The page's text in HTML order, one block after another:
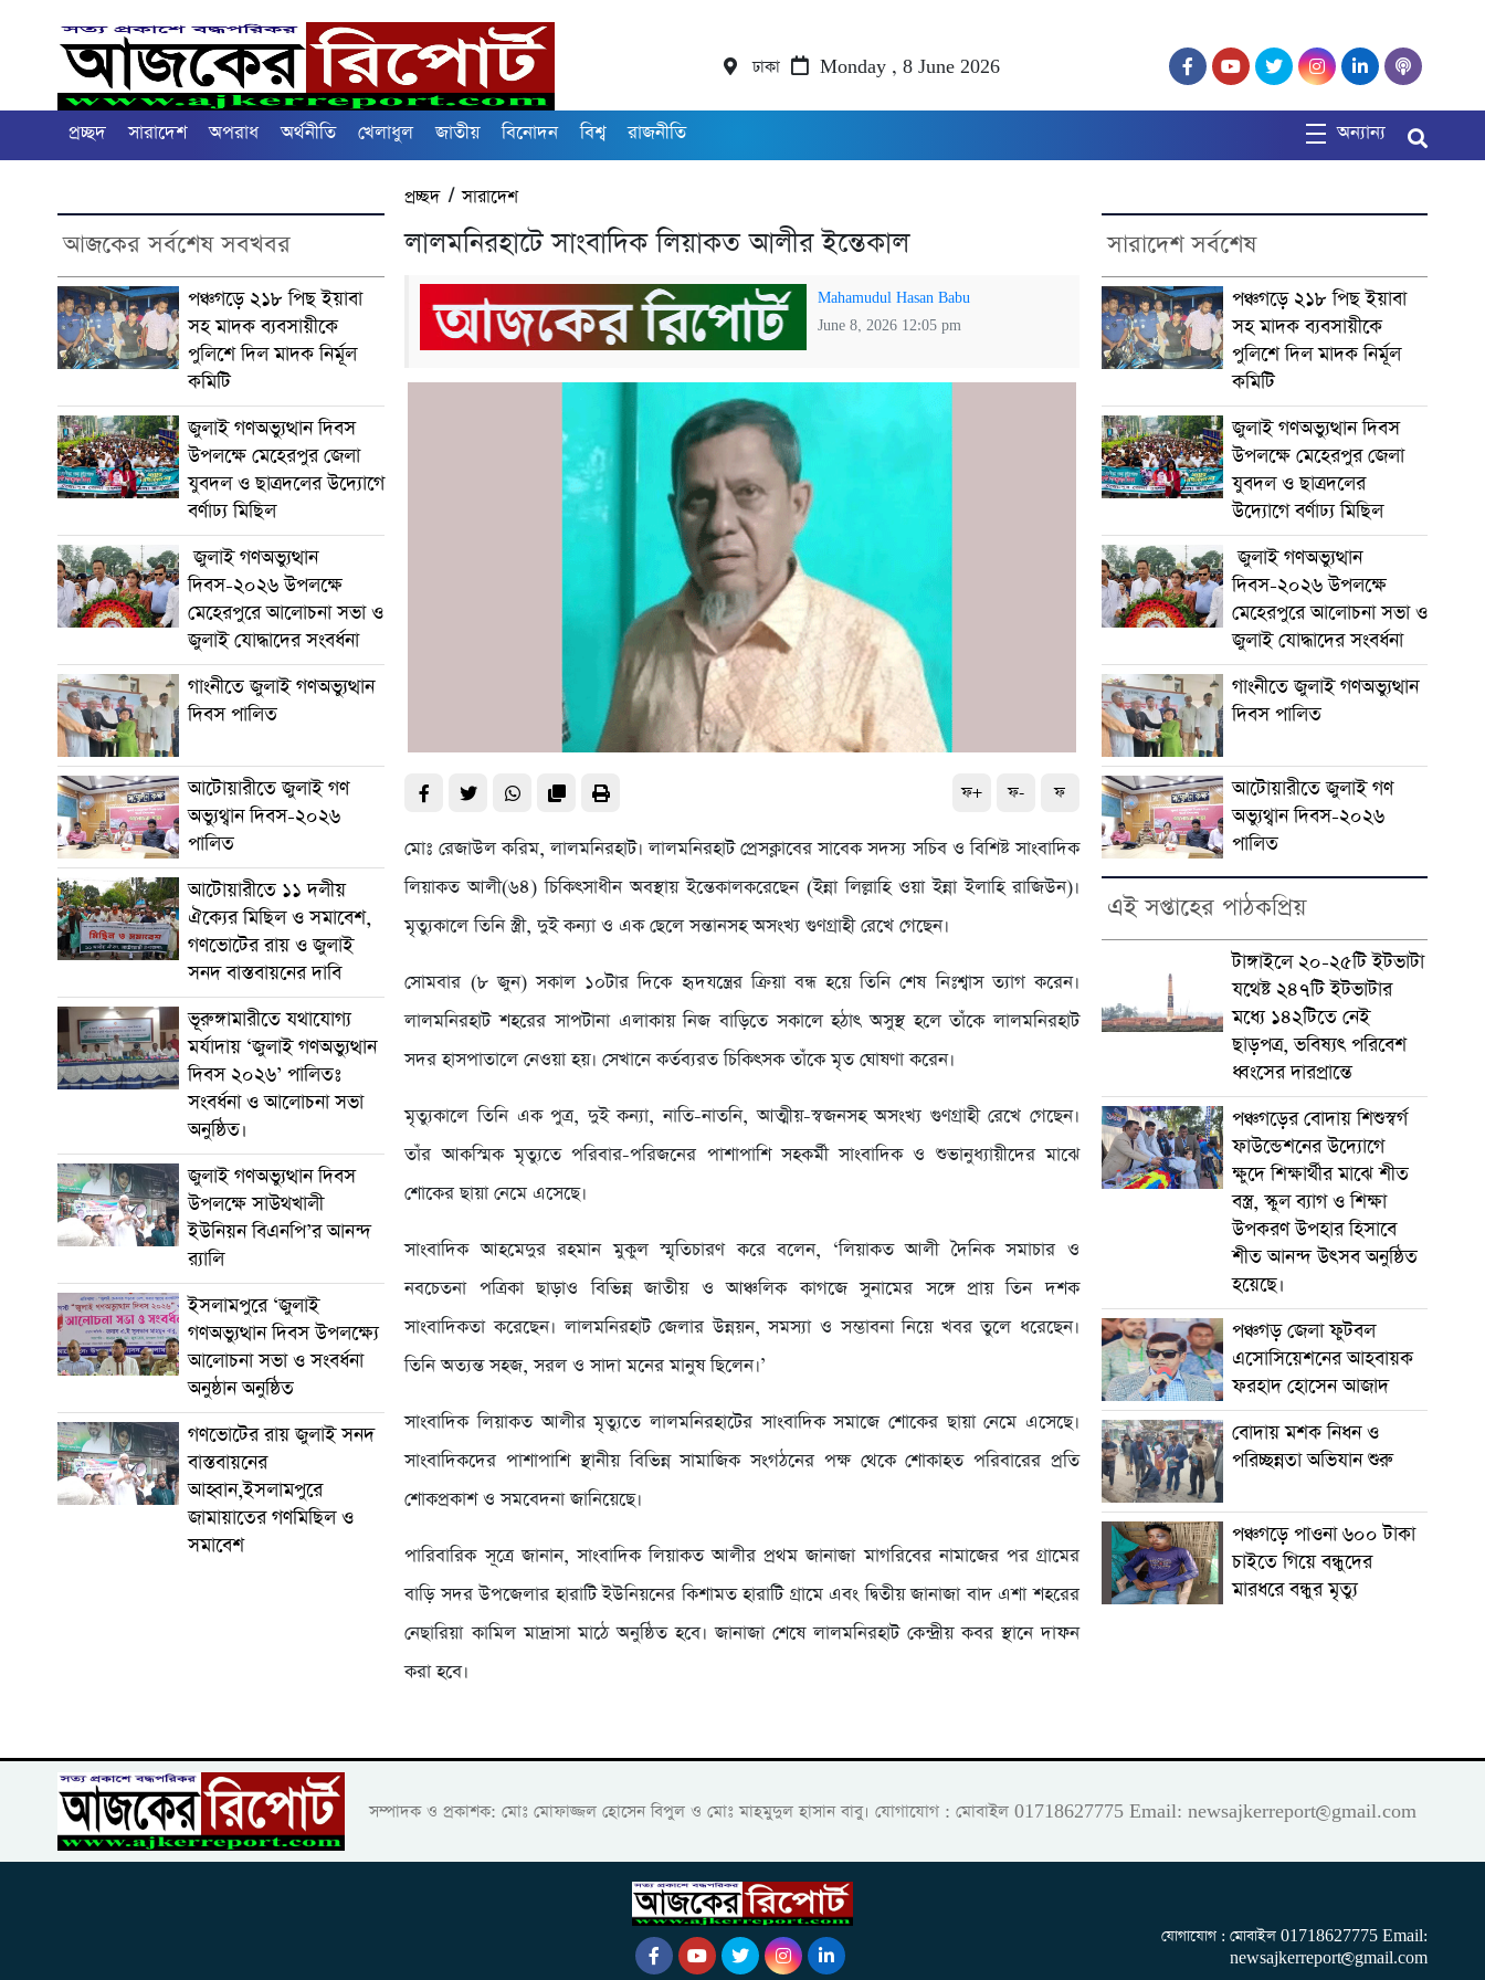
ঢাকা Monday , 8 June 2026
প্রচ্ছদ সারাদেশ অপরাধ অর্থনীতি খেলাধুল জাতীয় বিনোদন বিশ্ব রাজনীতি অন্যান্য
আজকের সর্বশেষ সবখবর
পঞ্চগড়ে ২১৮ পিছ ইয়াবা
সহ মাদক ব্যবসায়ীকে
পুলিশে দিল মাদক নির্মূল
কমিটি
জুলাই গণঅভ্যুত্থান দিবস
উপলক্ষে মেহেরপুর জেলা
যুবদল ও ছাত্রদলের উদ্যোগে
বর্ণাঢ্য মিছিল
জুলাই গণঅভ্যুত্থান
দিবস-২০২৬ উপলক্ষে
মেহেরপুরে আলোচনা সভা ও
জুলাই যোদ্ধাদের সংবর্ধনা
গাংনীতে জুলাই গণঅভ্যুত্থান
দিবস পালিত
আটোয়ারীতে জুলাই গণ
অভ্যুথ্বান দিবস-২০২৬
পালিত
আটোয়ারীতে ১১ দলীয়
ঐক্যের মিছিল ও সমাবেশ,
গণভোটের রায় ও জুলাই
সনদ বাস্তবায়নের দাবি
ভূরুঙ্গামারীতে যথাযোগ্য
মর্যাদায় ‘জুলাই গণঅভ্যুত্থান
দিবস ২০২৬’ পালিতঃ
সংবর্ধনা ও আলোচনা সভা
অনুষ্ঠিত।
জুলাই গণঅভ্যুত্থান দিবস
উপলক্ষে সাউথখালী
ইউনিয়ন বিএনপি’র আনন্দ
র‍্যালি
ইসলামপুরে ‘জুলাই
গণঅভ্যুত্থান দিবস উপলক্ষ্যে
আলোচনা সভা ও সংবর্ধনা
অনুষ্ঠান অনুষ্ঠিত
গণভোটের রায় জুলাই সনদ
বাস্তবায়নের
আহ্বান,ইসলামপুরে
জামায়াতের গণমিছিল ও
সমাবেশ
প্রচ্ছদ/সারাদেশ
লালমনিরহাটে সাংবাদিক লিয়াকত আলীর ইন্তেকাল
Mahamudul Hasan Babu
June 8, 2026 12:05 pm
ফ+ ফ- ফ
মোঃ রেজাউল করিম, লালমনিরহাট। লালমনিরহাট প্রেসক্লাবের সাবেক সদস্য সচিব ও বিশিষ্ট সাংবাদিক
লিয়াকত আলী(৬৪) চিকিৎসাধীন অবস্থায় ইন্তেকালকরেছেন (ইন্না লিল্লাহি ওয়া ইন্না ইলাহি রাজিউন)।
মৃত্যুকালে তিনি স্ত্রী, দুই কন্যা ও এক ছেলে সন্তানসহ অসংখ্য গুণগ্রাহী রেখে গেছেন।
সোমবার (৮ জুন) সকাল ১০টার দিকে হৃদযন্ত্রের ক্রিয়া বন্ধ হয়ে তিনি শেষ নিঃশ্বাস ত্যাগ করেন।
লালমনিরহাট শহরের সাপটানা এলাকায় নিজ বাড়িতে সকালে হঠাৎ অসুস্থ হলে তাঁকে লালমনিরহাট
সদর হাসপাতালে নেওয়া হয়। সেখানে কর্তব্যরত চিকিৎসক তাঁকে মৃত ঘোষণা করেন।
মৃত্যুকালে তিনি এক পুত্র, দুই কন্যা, নাতি-নাতনি, আত্মীয়-স্বজনসহ অসংখ্য গুণগ্রাহী রেখে গেছেন।
তাঁর আকস্মিক মৃত্যুতে পরিবার-পরিজনের পাশাপাশি সহকর্মী সাংবাদিক ও শুভানুধ্যায়ীদের মাঝে
শোকের ছায়া নেমে এসেছে।
সাংবাদিক আহমেদুর রহমান মুকুল স্মৃতিচারণ করে বলেন, ‘লিয়াকত আলী দৈনিক সমাচার ও
নবচেতনা পত্রিকা ছাড়াও বিভিন্ন জাতীয় ও আঞ্চলিক কাগজে সুনামের সঙ্গে প্রায় তিন দশক
সাংবাদিকতা করেছেন। লালমনিরহাট জেলার উন্নয়ন, সমস্যা ও সম্ভাবনা নিয়ে খবর তুলে ধরেছেন।
তিনি অত্যন্ত সহজ, সরল ও সাদা মনের মানুষ ছিলেন।’
সাংবাদিক লিয়াকত আলীর মৃত্যুতে লালমনিরহাটের সাংবাদিক সমাজে শোকের ছায়া নেমে এসেছে।
সাংবাদিকদের পাশাপাশি স্থানীয় বিভিন্ন সামাজিক সংগঠনের পক্ষ থেকে শোকাহত পরিবারের প্রতি
শোকপ্রকাশ ও সমবেদনা জানিয়েছে।
পারিবারিক সূত্রে জানান, সাংবাদিক লিয়াকত আলীর প্রথম জানাজা মাগরিবের নামাজের পর গ্রামের
বাড়ি সদর উপজেলার হারাটি ইউনিয়নের কিশামত হারাটি গ্রামে এবং দ্বিতীয় জানাজা বাদ এশা শহরের
নেছারিয়া কামিল মাদ্রাসা মাঠে অনুষ্ঠিত হবে। জানাজা শেষে লালমনিরহাট কেন্দ্রীয় কবর স্থানে দাফন
করা হবে।
সারাদেশ সর্বশেষ
পঞ্চগড়ে ২১৮ পিছ ইয়াবা
সহ মাদক ব্যবসায়ীকে
পুলিশে দিল মাদক নির্মূল
কমিটি
জুলাই গণঅভ্যুত্থান দিবস
উপলক্ষে মেহেরপুর জেলা
যুবদল ও ছাত্রদলের
উদ্যোগে বর্ণাঢ্য মিছিল
জুলাই গণঅভ্যুত্থান
দিবস-২০২৬ উপলক্ষে
মেহেরপুরে আলোচনা সভা ও
জুলাই যোদ্ধাদের সংবর্ধনা
গাংনীতে জুলাই গণঅভ্যুত্থান
দিবস পালিত
আটোয়ারীতে জুলাই গণ
অভ্যুথ্বান দিবস-২০২৬
পালিত
এই সপ্তাহের পাঠকপ্রিয়
টাঙ্গাইলে ২০-২৫টি ইটভাটা
যথেষ্ট ২৪৭টি ইটভাটার
মধ্যে ১৪২টিতে নেই
ছাড়পত্র, ভবিষ্যৎ পরিবেশ
ধ্বংসের দারপ্রান্তে
পঞ্চগড়ের বোদায় শিশুস্বর্গ
ফাউন্ডেশনের উদ্যোগে
ক্ষুদে শিক্ষার্থীর মাঝে শীত
বস্ত্র, স্কুল ব্যাগ ও শিক্ষা
উপকরণ উপহার হিসাবে
শীত আনন্দ উৎসব অনুষ্ঠিত
হয়েছে।
পঞ্চগড় জেলা ফুটবল
এসোসিয়েশনের আহবায়ক
ফরহাদ হোসেন আজাদ
বোদায় মশক নিধন ও
পরিচ্ছন্নতা অভিযান শুরু
পঞ্চগড়ে পাওনা ৬০০ টাকা
চাইতে গিয়ে বন্ধুদের
মারধরে বন্ধুর মৃত্যু
সম্পাদক ও প্রকাশক: মোঃ মোফাজ্জল হোসেন বিপুল ও মোঃ মাহমুদুল হাসান বাবু। যোগাযোগ : মোবাইল 01718627775 Email: newsajkerreport@gmail.com
যোগাযোগ : মোবাইল 01718627775 Email:
newsajkerreport@gmail.com